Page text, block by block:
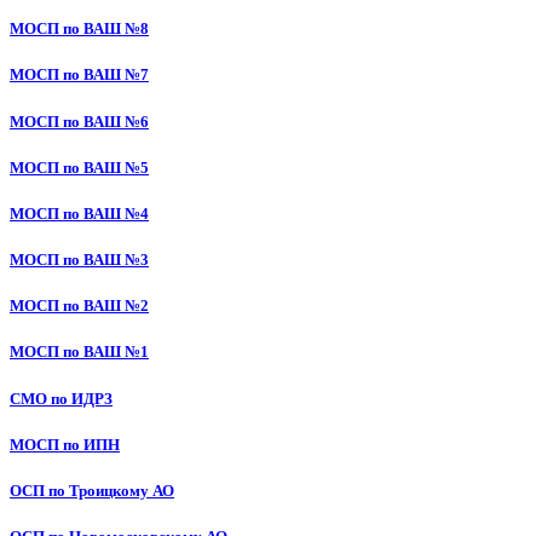
МОСП по ВАШ №8
МОСП по ВАШ №7
МОСП по ВАШ №6
МОСП по ВАШ №5
МОСП по ВАШ №4
МОСП по ВАШ №3
МОСП по ВАШ №2
МОСП по ВАШ №1
СМО по ИДРЗ
МОСП по ИПН
ОСП по Троицкому АО